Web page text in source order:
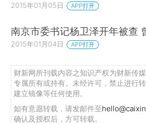
2015年01月05日 APP打开
南京市委书记杨卫泽开年被查
2015年01月04日 APP打开
财新网所刊载内容之知识产权为财新传
专属所有或持有。未经许可，禁止进行
建立镜像等任何使用。
如有意愿转载，请发邮件至
确认及授权后，方可转载。